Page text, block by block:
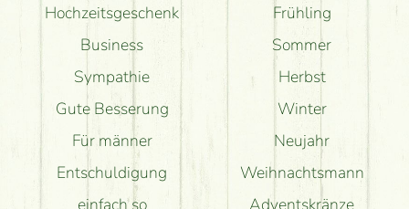
Hochzeitsgeschenk
Business
Sympathie
Gute Besserung
Für männer
Entschuldigung
einfach so
Frühling
Sommer
Herbst
Winter
Neujahr
Weihnachtsmann
Adventskränze